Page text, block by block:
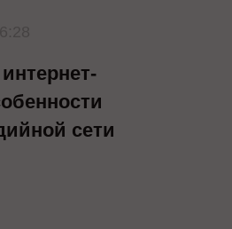
сети